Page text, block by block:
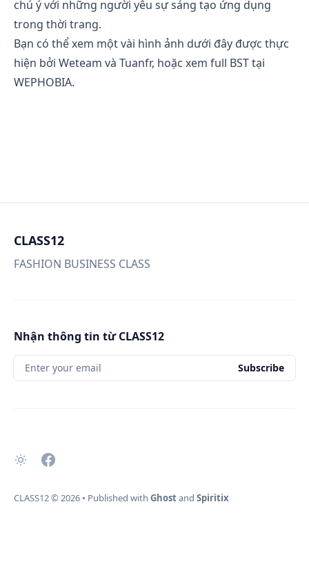
chú ý với những người yêu sự sáng tạo ứng dụng
trong thời trang.
Bạn có thể xem một vài hình ảnh dưới đây được thực
hiện bởi Weteam và Tuanfr, hoặc xem full BST tại
WEPHOBIA.
CLASS12
FASHION BUSINESS CLASS
Nhận thông tin từ CLASS12
Enter your email Subscribe
CLASS12© 2026 • Published with Ghostand Spiritix